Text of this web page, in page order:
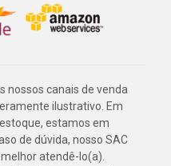
nossos canais de venda
ilustrativo. Em
estamos em
de dúvida, nosso SAC
atendê-lo(a).